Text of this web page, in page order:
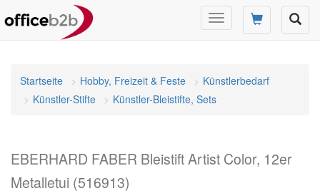
Navigation
umschalten
Startseite Hobby, Freizeit & Feste
Künstlerbedarf
Künstler-Stifte
Künstler-Bleistifte, Sets
EBERHARD FABER Bleistift Artist Color, 12er
Metalletui (516913)